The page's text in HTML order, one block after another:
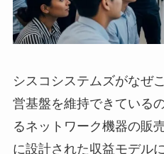
シスコシステムズがなぜ
営基盤を維持できている
るネットワーク機器の販
に設計された収益モデル